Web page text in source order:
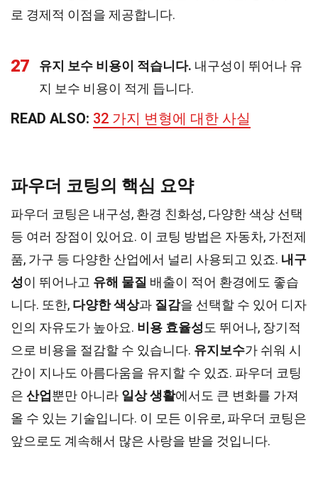
로 경제적 이점을 제공합니다.
27 유지 보수 비용이 적습니다. 내구성이 뛰어나 유
지 보수 비용이 적게 듭니다.
READ ALSO: 32 가지 변형에 대한 사실
파우더 코팅의 핵심 요약
파우더 코팅은 내구성, 환경 친화성, 다양한 색상 선택
등 여러 장점이 있어요. 이 코팅 방법은 자동차, 가전제
품, 가구 등 다양한 산업에서 널리 사용되고 있죠. 내구
성이 뛰어나고 유해 물질 배출이 적어 환경에도 좋습
니다. 또한, 다양한 색상과 질감을 선택할 수 있어 디자
인의 자유도가 높아요. 비용 효율성 도 뛰어나, 장기적
으로 비용을 절감할 수 있습니다. 유지보수가 쉬워 시
간이 지나도 아름다움을 유지할 수 있죠. 파우더 코팅
은 산업 뿐만 아니라 일상 생활에서도 큰 변화를 가져
올 수 있는 기술입니다. 이 모든 이유로, 파우더 코팅은
앞으로도 계속해서 많은 사랑을 받을 것입니다.